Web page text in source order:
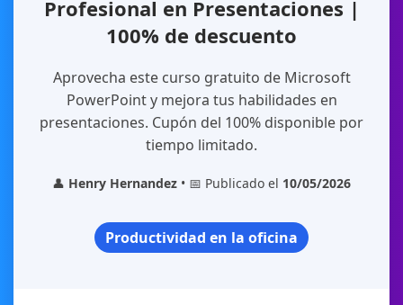
Profesional en Presentaciones |
100% de descuento
Aprovecha este curso gratuito de Microsoft
PowerPoint y mejora tus habilidades en
presentaciones. Cupón del 100% disponible por
tiempo limitado.
👤 Henry Hernandez • 📅 Publicado el 10/05/2026
Productividad en la oficina